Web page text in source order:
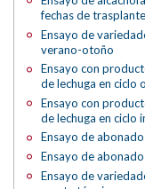
fechas de trasplante
Ensayo de
verano-otoño
Ensayo con
de lechuga en ciclo
Ensayo con
de lechuga en ciclo
Ensayo de
Ensayo de
Ensayo de